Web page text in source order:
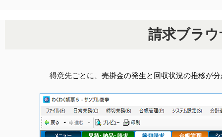
請求ブラ
得意先ごとに、売掛金の発生と回収状況の推移が